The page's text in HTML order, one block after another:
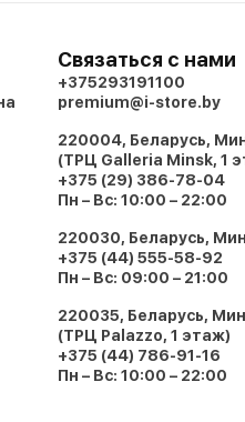
Связаться с нами
+375293191100
premium@i-store.by
220004, Беларусь,
(ТРЦ Galleria Minsk, 1
+375 (29) 386-78-04
Пн – Вс: 10:00 – 22:00
220030, Беларусь,
+375 (44) 555-58-92
Пн – Вс: 09:00 – 21:00
220035, Беларусь,
(ТРЦ Palazzo, 1 этаж)
+375 (44) 786-91-16
Пн – Вс: 10:00 – 22:00